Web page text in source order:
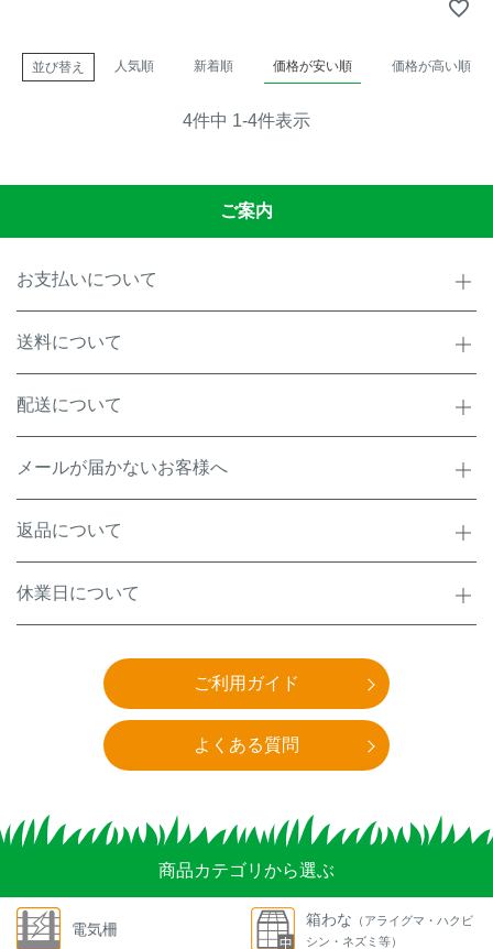
並び替え 人気順 新着順 価格が安い順 価格が高い順
4件中 1-4件表示
ご案内
お支払いについて
送料について
配送について
メールが届かないお客様へ
返品について
休業日について
ご利用ガイド
よくある質問
商品カテゴリから選ぶ
電気柵
箱わな （アライグマ・ハクビ
シン・ネズミ等）